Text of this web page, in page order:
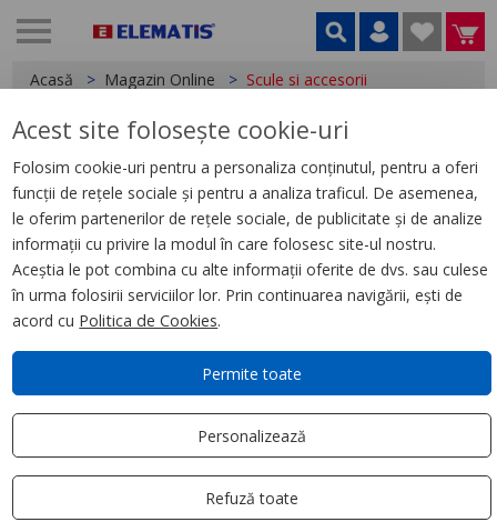
Acasă Magazin Online Scule si accesorii
Aparataj ultraterminal
Sigurante automate
Cofrete modulare
Doze
Cabluri
Trasee cabluri
Iluminat
Automatizari și control pentru
Acest site folosește cookie-uri
Folosim cookie-uri pentru a personaliza conținutul, pentru a oferi
funcții de rețele sociale și pentru a analiza traficul. De asemenea,
le oferim partenerilor de rețele sociale, de publicitate și de analize
informații cu privire la modul în care folosesc site-ul nostru.
Aceștia le pot combina cu alte informații oferite de dvs. sau culese
în urma folosirii serviciilor lor. Prin continuarea navigării, ești de
acord cu Politica de Cookies.
Permite toate
Personalizează
Refuză toate